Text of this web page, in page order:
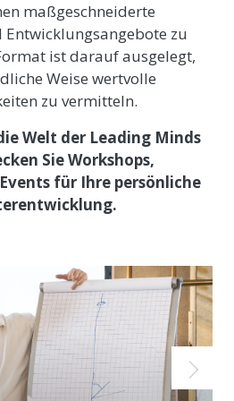
maßgeschneiderte
zu
ist darauf ausgelegt,
Weise wertvolle
zu vermitteln.
Welt der Leading Minds
Sie Workshops,
für Ihre persönliche